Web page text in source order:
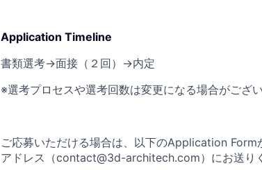
Application Timeline
書類選考→面接（２回）→内定
※選考プロセスや選考回数は変更になる場合がござ
ご応募いただける場合は、以下のApplication
アドレス（contact@3d-architech.com）にお送り